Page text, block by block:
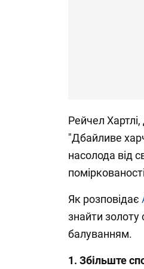
Рейчел
"Дбайливе
насолода від
Як розповідає
знайти золоту
балуванням.
1. Збільште